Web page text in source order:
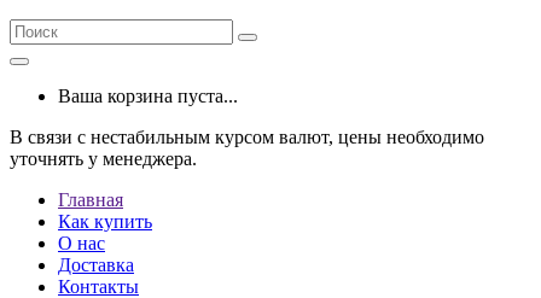
Ваша корзина пуста...
В связи с нестабильным курсом валют, цены необходимо
уточнять у менеджера.
Главная
Как купить
О нас
Доставка
Контакты